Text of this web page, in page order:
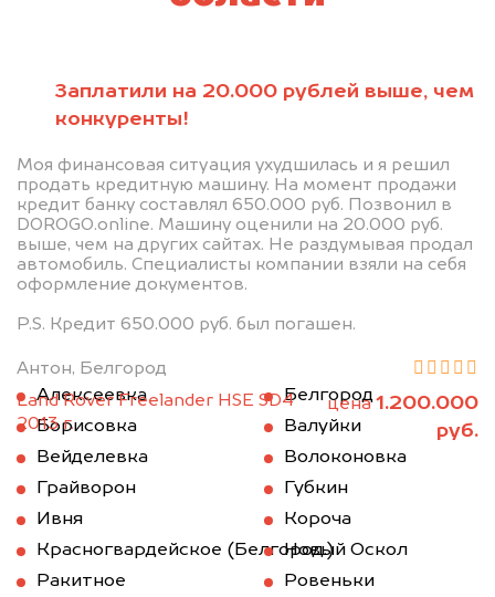
Заплатили на 20.000 рублей выше, чем
конкуренты!
Моя финансовая ситуация ухудшилась и я решил
продать кредитную машину. На момент продажи
кредит банку составлял 650.000 руб. Позвонил в
DOROGO.online. Машину оценили на 20.000 руб.
выше, чем на других сайтах. Не раздумывая продал
автомобиль. Специалисты компании взяли на себя
оформление документов.
P.S. Кредит 650.000 руб. был погашен.
Антон, Белгород
Land Rover Freelander HSE SD4
2013 г.
цена1.200.000
руб.
Алексеевка
Белгород
Борисовка
Валуйки
Вейделевка
Волоконовка
Грайворон
Губкин
Ивня
Короча
Красногвардейское (Белгород.)Новый Оскол
Ракитное
Ровеньки